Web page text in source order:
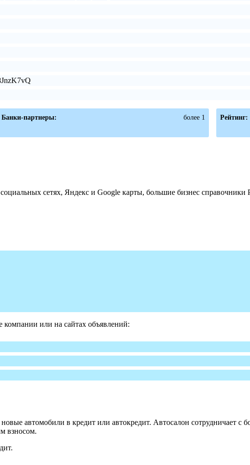
Банки-партнеры: более 1
Рейтинг:
сетях, Яндекс и Google карты, большие бизнес справочники
или на сайтах объявлений:
автомобили в кредит или автокредит. Автосалон сотрудничает с
взносом.